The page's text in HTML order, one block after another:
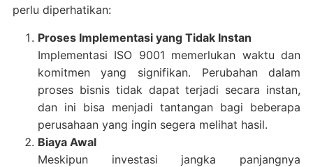
perlu diperhatikan:
Proses Implementasi yang Tidak Instan
Implementasi ISO 9001 memerlukan waktu dan
komitmen yang signifikan. Perubahan dalam
proses bisnis tidak dapat terjadi secara instan,
dan ini bisa menjadi tantangan bagi beberapa
perusahaan yang ingin segera melihat hasil.
Biaya Awal
Meskipun investasi jangka panjangnya